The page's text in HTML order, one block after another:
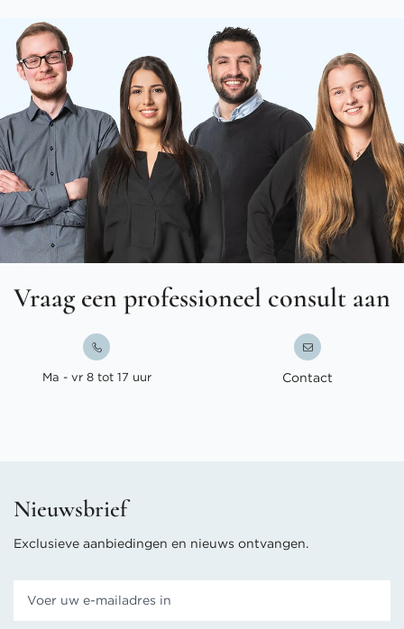
Vraag een professioneel consult aan
Ma - vr 8 tot 17 uur Contact
Nieuwsbrief
Exclusieve aanbiedingen en nieuws ontvangen.